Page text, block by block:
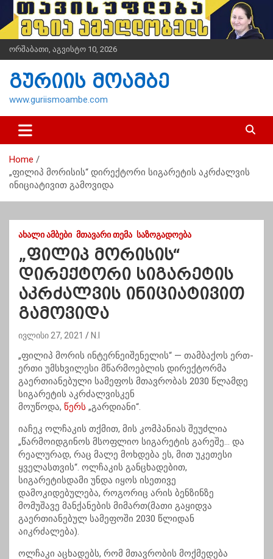
i
t
n
ორშაბათი, აგვისტო 10, 2026
გურიის მოამბე
www.guriismoambe.com
Home
„ფილიპ მორისის“ დირექტორი სიგარეტის აკრძალვის
ინიციატივით გამოვიდა
ᲐᲮᲐᲚᲘ ᲐᲛᲑᲔᲑᲘ ᲛᲗᲐᲕᲐᲠᲘ ᲗᲔᲛᲐ ᲡᲐᲖᲝᲒᲐᲓᲝᲔᲑᲐ
„ფილიპ მორისის“
დირექტორი სიგარეტის
აკრძალვის ინიციატივით
გამოვიდა
ივლისი 27, 2021 N.I
„ფილიპ მორის ინტერნეიშენელის“ — თამბაქოს ერთ-
ერთი უმსხვილესი მწარმოებლის დირექტორმა
გაერთიანებული სამეფოს მთავრობას 2030 წლამდე
სიგარეტის აკრძალვისკენ
მოუწოდა, წერს „გარდიანი“.
იაჩეკ ოლჩაკის თქმით, მის კომპანიას შეუძლია
„წარმოიდგინოს მსოფლიო სიგარეტის გარეშე… და
რეალურად, რაც მალე მოხდება ეს, მით უკეთესი
ყველასთვის“. ოლჩაკის განცხადებით,
სიგარეტისდამი უნდა იყოს ისეთივე
დამოკიდებულება, როგორიც არის ბენზინზე
მომუშავე მანქანების მიმართ(მათი გაყიდვა
გაერთიანებულ სამეფოში 2030 წლიდან
აიკრძალება).
ოლჩაკი აცხადებს, რომ მთავრობის მოქმედება